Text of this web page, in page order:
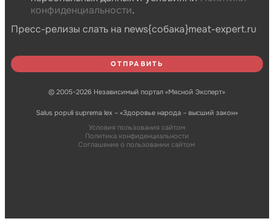
конфиденциальности.
Пресс-релизы слать на news{собака}meat-expert.ru
© 2005-2026 Независимый портал «Мясной Эксперт»
Salus populi suprema lex – «Здоровье народа – высший закон»
Условия пользования сайтом
Политика конфиденциальности
Соглашение о пользовании сайтом